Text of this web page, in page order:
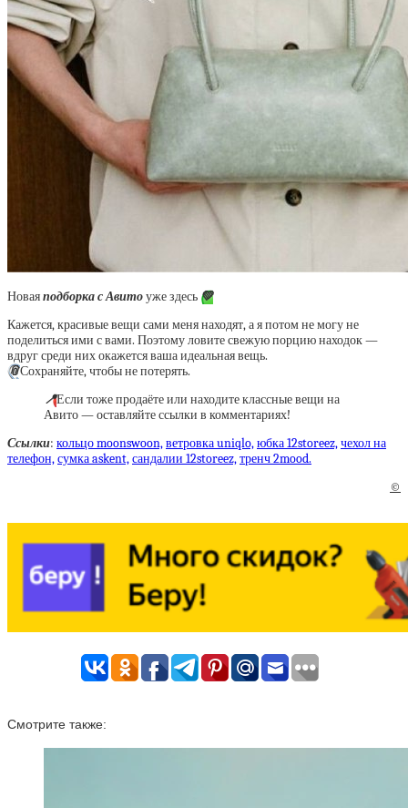
Новаяподборка с Авитоуже здесь 💚
Кажется, красивые вещи сами меня находят, а я потом не могу не
поделиться ими с вами. Поэтому ловите свежую порцию находок —
вдруг среди них окажется ваша идеальная вещь.
📎Сохраняйте, чтобы не потерять.
📍Если тоже продаёте или находите классные вещи на
Авито — оставляйте ссылки в комментариях!
Ссылки: кольцо moonswoon,ветровка uniqlo,юбка 12storeez,чехол на
телефон,сумка askent,сандалии 12storeez,тренч 2mood.
©
Смотрите также: